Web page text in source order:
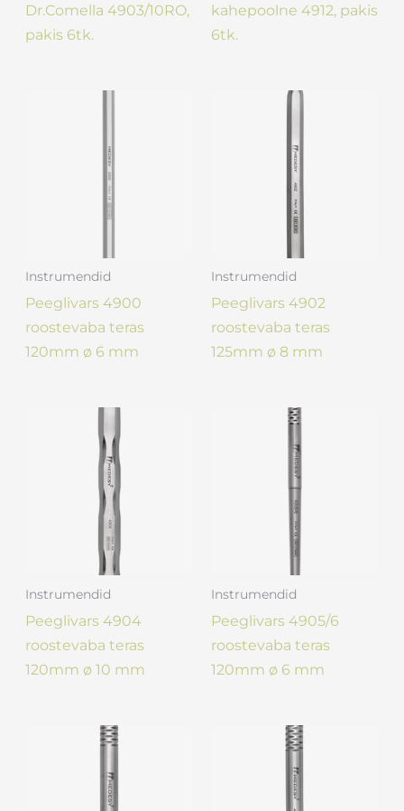
Dr.Comella 4903/10RO,
pakis 6tk.
kahepoolne 4912, pakis
6tk.
Instrumendid
Peeglivars 4900
roostevaba teras
120mm ø 6 mm
Instrumendid
Peeglivars 4902
roostevaba teras
125mm ø 8 mm
Instrumendid
Peeglivars 4904
roostevaba teras
120mm ø 10 mm
Instrumendid
Peeglivars 4905/6
roostevaba teras
120mm ø 6 mm